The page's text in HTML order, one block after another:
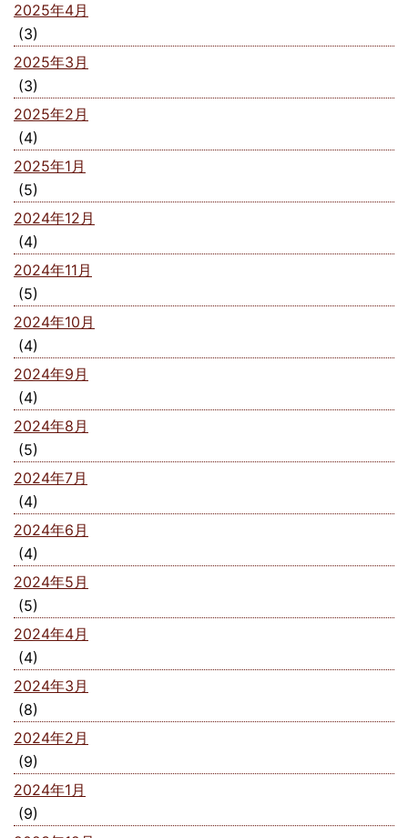
2025年4月
(3)
2025年3月
(3)
2025年2月
(4)
2025年1月
(5)
2024年12月
(4)
2024年11月
(5)
2024年10月
(4)
2024年9月
(4)
2024年8月
(5)
2024年7月
(4)
2024年6月
(4)
2024年5月
(5)
2024年4月
(4)
2024年3月
(8)
2024年2月
(9)
2024年1月
(9)